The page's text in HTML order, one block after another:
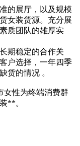
的展厅，以及规模
女装货源。充分展
质团队的雄厚实
期稳定的合作关
户选择，一年四季
货的情况 。
女性为终端消费群
**。